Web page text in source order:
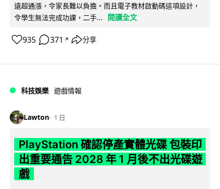
遠超通漲，令家長難以負擔。而且電子教材啟動碼這項設計，
令學生無法完成功課，二手...
閱讀全文
935 371 ↗ 分享
科技娛樂 遊戲情報
Lawton 1 日
PlayStation 確認停產實體光碟 包裝印
出重要通告 2028 年 1 月後不出光碟遊
戲